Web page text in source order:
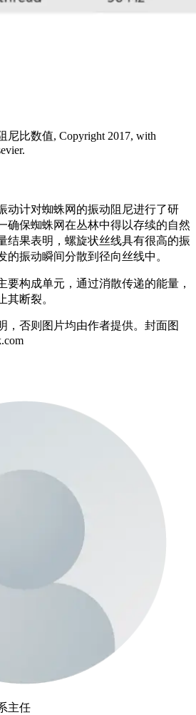
尼比数值, Copyright 2017, with
动计对蜘蛛网的振动阻尼进行了研
确保蜘蛛网在丛林中得以存续的自然
结果表明，螺旋状丝线具有很高的振
的振动瞬间分散到径向丝线中。
要构成单元，通过消散传递的能量，
其断裂。
，否则图片均由作者提供。封面图
主任